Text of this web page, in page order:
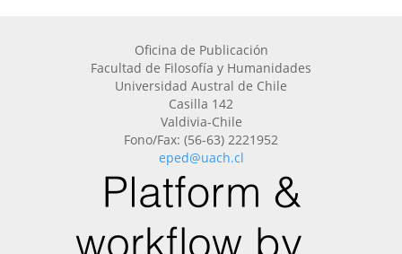
Oficina de Publicación
Facultad de Filosofía y Humanidades
Universidad Austral de Chile
Casilla 142
Valdivia-Chile
Fono/Fax: (56-63) 2221952
eped@uach.cl